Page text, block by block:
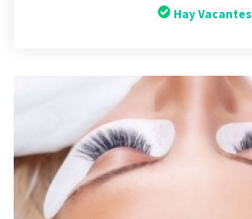
Hay Vacantes